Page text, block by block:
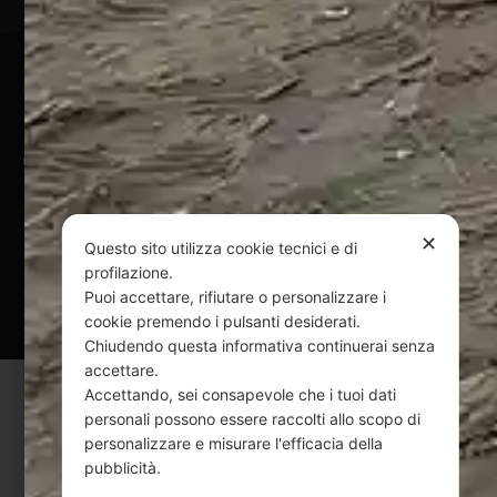
Pagamenti Sicuri
@ Copyright 2024 Webpesca è un brand Intent di Federico
Andrenacci P.Iva 01917920678
Via G. Galilei n. 2 – 64018 Tortoreto TE | REA TE-168019 |
Mail:
info@webpesca.it | Pec: federicoandrenacci@pec.it
Questo sito è protetto da Google reCAPTCHA
v3,
Privacy PolicyeTerms of Service
✕
Questo sito utilizza cookie tecnici e di
profilazione.
Puoi accettare, rifiutare o personalizzare i
cookie premendo i pulsanti desiderati.
Chiudendo questa informativa continuerai senza
accettare.
Accettando, sei consapevole che i tuoi dati
personali possono essere raccolti allo scopo di
personalizzare e misurare l'efficacia della
pubblicità.